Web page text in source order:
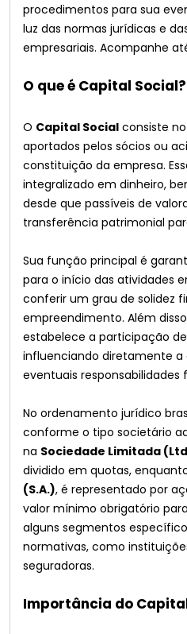
procedimentos para sua
luz das normas jurídicas e
empresariais. Acompanhe
O que é Capital Social?
O Capital Social consiste
aportados pelos sócios ou
constituição da empresa.
integralizado em dinheiro,
desde que passíveis de
transferência patrimonial
Sua função principal é
para o início das atividades
conferir um grau de solidez
empreendimento. Além
estabelece a participação
influenciando diretamente a
eventuais responsabilidades
No ordenamento jurídico
conforme o tipo societário
na Sociedade Limitada
dividido em quotas,
(S.A.), é representado por
valor mínimo obrigatório
alguns segmentos
normativas, como
seguradoras.
Importância do